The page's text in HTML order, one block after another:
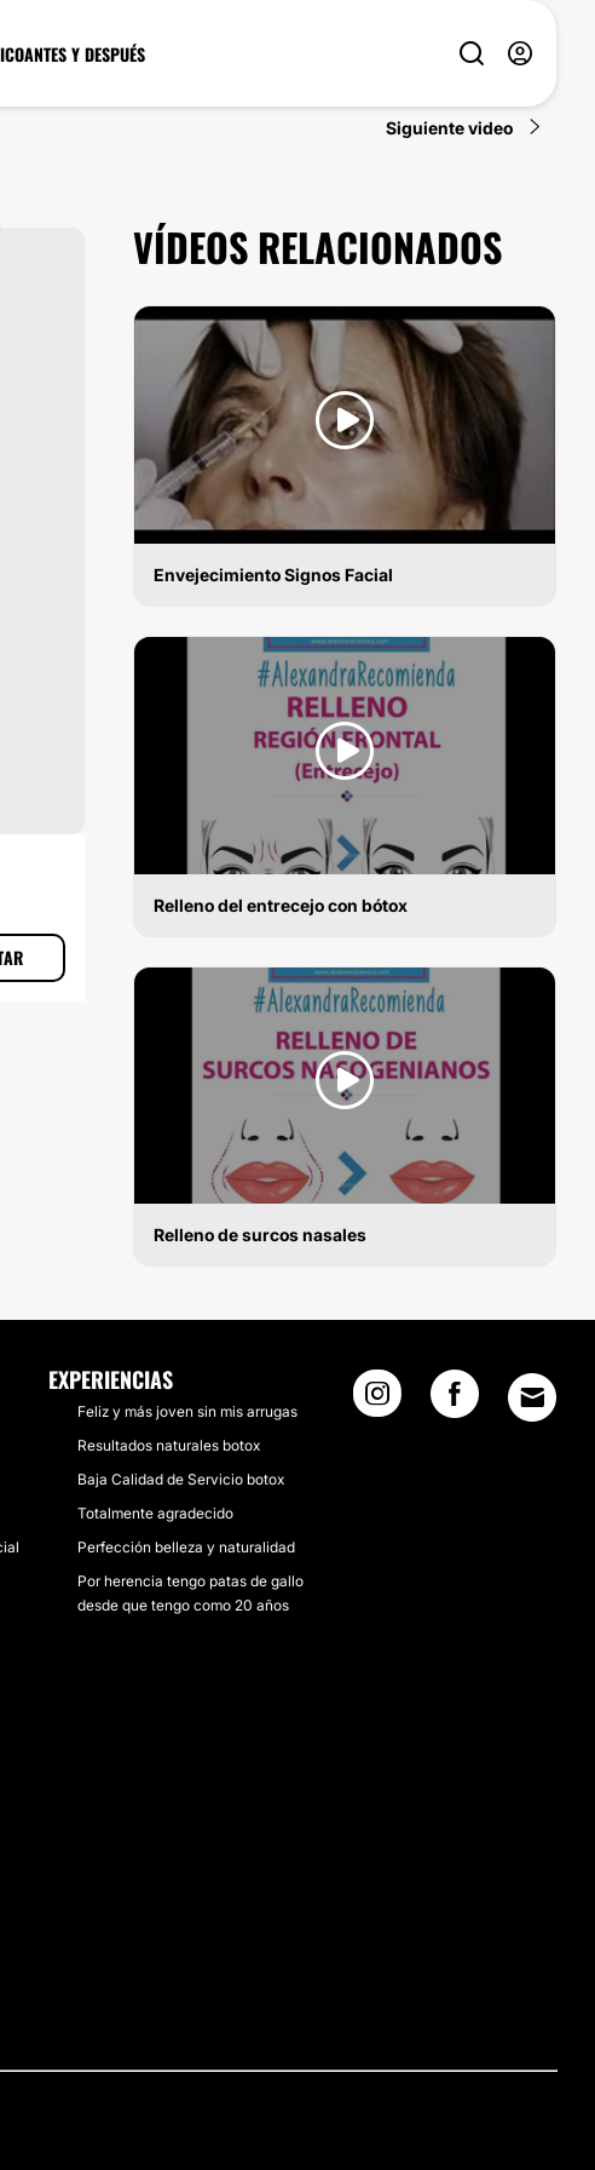
ANTES Y DESPUÉS
Siguiente video
VÍDEOS RELACIONADOS
Envejecimiento Signos Facial
Relleno del entrecejo con bótox
Relleno de surcos nasales
EXPERIENCIAS
Feliz y más joven sin mis arrugas
Resultados naturales botox
Baja Calidad de Servicio botox
Totalmente agradecido
Perfección belleza y naturalidad
Por herencia tengo patas de gallo
desde que tengo como 20 años